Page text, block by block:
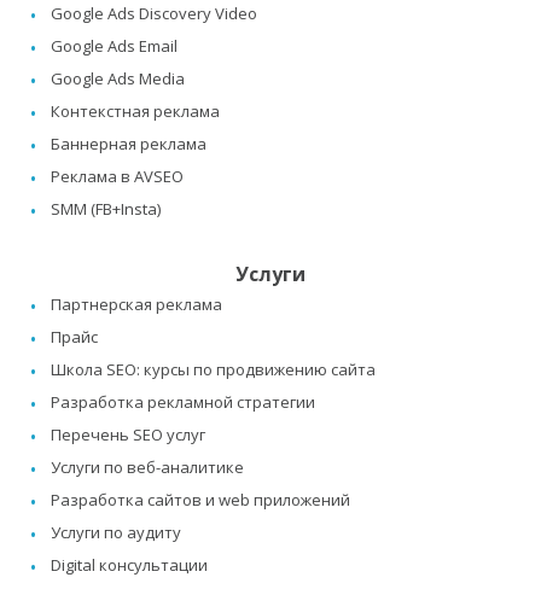
Google Ads Discovery Video
Google Ads Email
Google Ads Media
Контекстная реклама
Баннерная реклама
Реклама в AVSEO
SMM (FB+Insta)
Услуги
Партнерская реклама
Прайс
Школа SEO: курсы по продвижению сайта
Разработка рекламной стратегии
Перечень SEO услуг
Услуги по веб-аналитике
Разработка сайтов и web приложений
Услуги по аудиту
Digital консультации